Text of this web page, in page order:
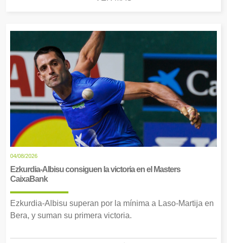
04/08/2026
Ezkurdia-Albisu consiguen la victoria en el Masters
CaixaBank
Ezkurdia-Albisu superan por la mínima a Laso-Martija en
Bera, y suman su primera victoria.